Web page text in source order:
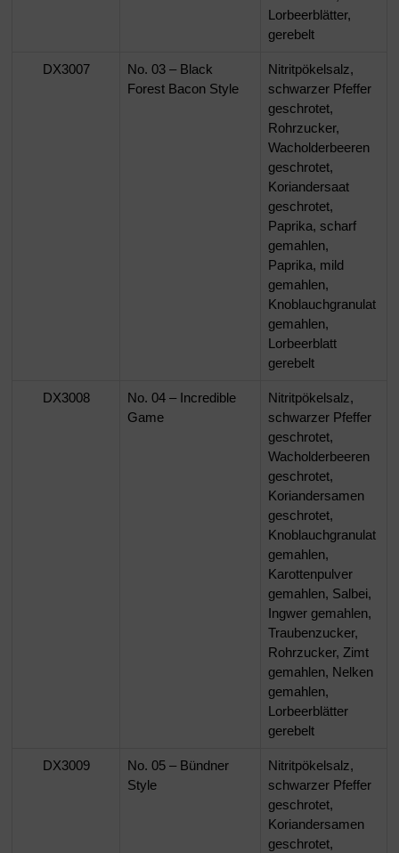
Lorbeerblätter,
gerebelt
DX3007
No. 03 – Black
Forest Bacon Style
Nitritpökelsalz,
schwarzer Pfeffer
geschrotet,
Rohrzucker,
Wacholderbeeren
geschrotet,
Koriandersaat
geschrotet,
Paprika, scharf
gemahlen,
Paprika, mild
gemahlen,
Knoblauchgranulat
gemahlen,
Lorbeerblatt
gerebelt
DX3008
No. 04 – Incredible
Game
Nitritpökelsalz,
schwarzer Pfeffer
geschrotet,
Wacholderbeeren
geschrotet,
Koriandersamen
geschrotet,
Knoblauchgranulat
gemahlen,
Karottenpulver
gemahlen, Salbei,
Ingwer gemahlen,
Traubenzucker,
Rohrzucker, Zimt
gemahlen, Nelken
gemahlen,
Lorbeerblätter
gerebelt
DX3009
No. 05 – Bündner
Style
Nitritpökelsalz,
schwarzer Pfeffer
geschrotet,
Koriandersamen
geschrotet,